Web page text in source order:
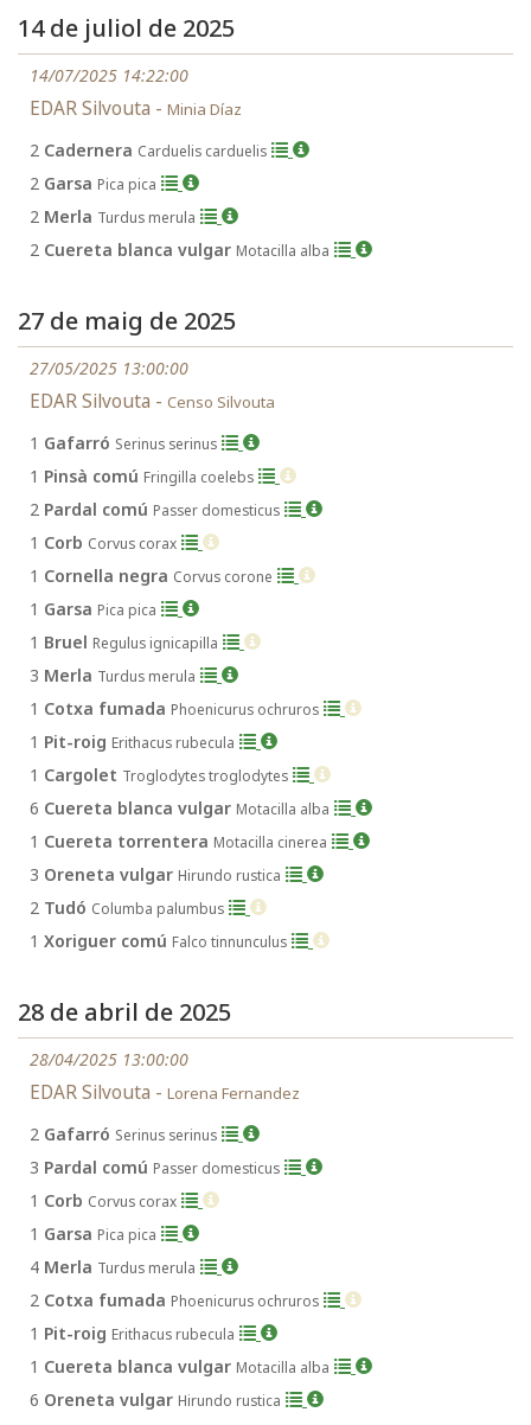
14 de juliol de 2025
14/07/2025 14:22:00
EDAR Silvouta - Minia Díaz
2 Cadernera Carduelis carduelis
2 Garsa Pica pica
2 Merla Turdus merula
2 Cuereta blanca vulgar Motacilla alba
27 de maig de 2025
27/05/2025 13:00:00
EDAR Silvouta - Censo Silvouta
1 Gafarró Serinus serinus
1 Pinsà comú Fringilla coelebs
2 Pardal comú Passer domesticus
1 Corb Corvus corax
1 Cornella negra Corvus corone
1 Garsa Pica pica
1 Bruel Regulus ignicapilla
3 Merla Turdus merula
1 Cotxa fumada Phoenicurus ochruros
1 Pit-roig Erithacus rubecula
1 Cargolet Troglodytes troglodytes
6 Cuereta blanca vulgar Motacilla alba
1 Cuereta torrentera Motacilla cinerea
3 Oreneta vulgar Hirundo rustica
2 Tudó Columba palumbus
1 Xoriguer comú Falco tinnunculus
28 de abril de 2025
28/04/2025 13:00:00
EDAR Silvouta - Lorena Fernandez
2 Gafarró Serinus serinus
3 Pardal comú Passer domesticus
1 Corb Corvus corax
1 Garsa Pica pica
4 Merla Turdus merula
2 Cotxa fumada Phoenicurus ochruros
1 Pit-roig Erithacus rubecula
1 Cuereta blanca vulgar Motacilla alba
6 Oreneta vulgar Hirundo rustica